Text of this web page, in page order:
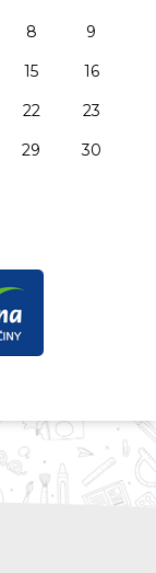
8
9
15
16
22
23
29
30